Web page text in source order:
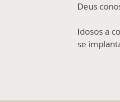
Deus
Idosos a
se